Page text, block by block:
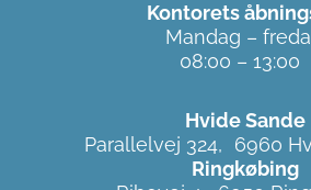
Kontorets
Mandag –
08:00 – 13:00
Hvide Sande
Parallelvej 324, 6960
Ringkøbing